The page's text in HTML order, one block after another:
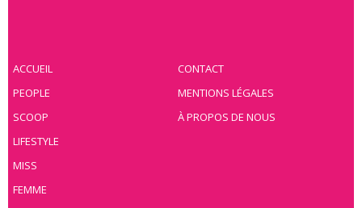
ACCUEIL
PEOPLE
SCOOP
LIFESTYLE
MISS
FEMME
CONTACT
MENTIONS LÉGALES
À PROPOS DE NOUS